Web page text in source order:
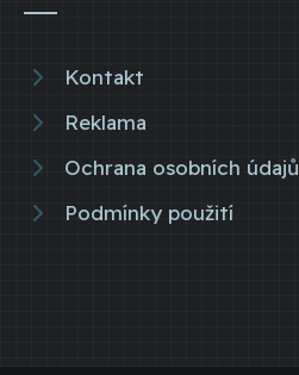
Kontakt
Reklama
Ochrana osobních údajů
Podmínky použití